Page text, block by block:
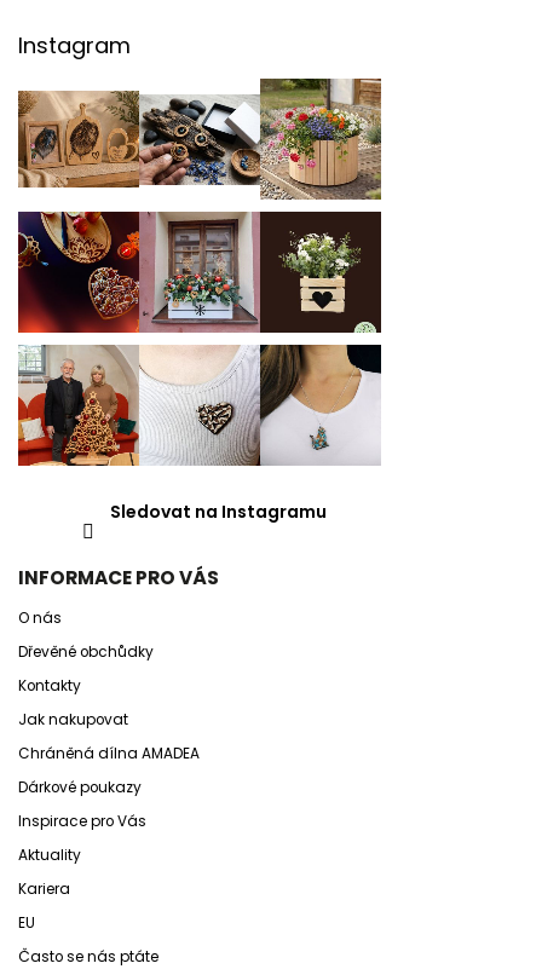
Instagram
Sledovat na Instagramu
INFORMACE PRO VÁS
O nás
Dřevěné obchůdky
Kontakty
Jak nakupovat
Chráněná dílna AMADEA
Dárkové poukazy
Inspirace pro Vás
Aktuality
Kariera
EU
Často se nás ptáte